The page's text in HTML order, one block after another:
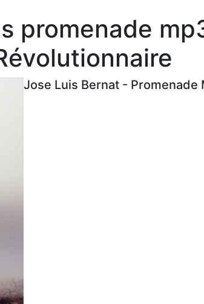
promenade
Jose Luis Bernat - Promenade